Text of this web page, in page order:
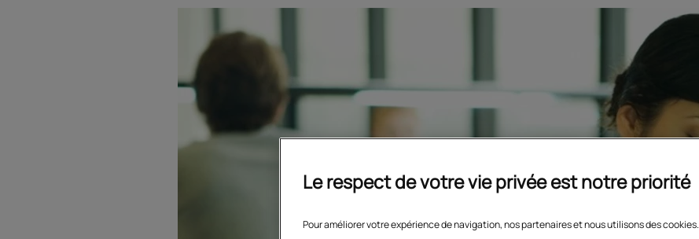
Le respect de votre vie privée est notre priorité
Pour améliorer votre expérience de navigation, nos partenaires et nous utilisons des cookies.